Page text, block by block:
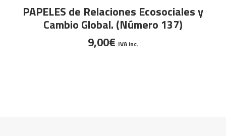
AÑADIR AL CARRITO
PAPELES de Relaciones Ecosociales y
Cambio Global. (Número 137)
9,00€ IVA inc.